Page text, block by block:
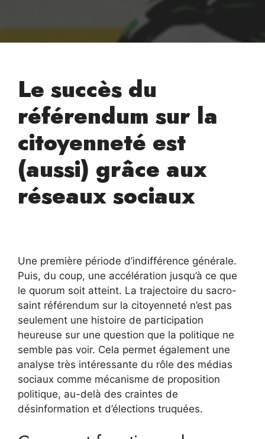
Le succès du
référendum sur la
citoyenneté est
(aussi) grâce aux
réseaux sociaux
Une première période d’indifférence générale.
Puis, du coup, une accélération jusqu’à ce que
le quorum soit atteint. La trajectoire du sacro-
saint référendum sur la citoyenneté n’est pas
seulement une histoire de participation
heureuse sur une question que la politique ne
semble pas voir. Cela permet également une
analyse très intéressante du rôle des médias
sociaux comme mécanisme de proposition
politique, au-delà des craintes de
désinformation et d’élections truquées.